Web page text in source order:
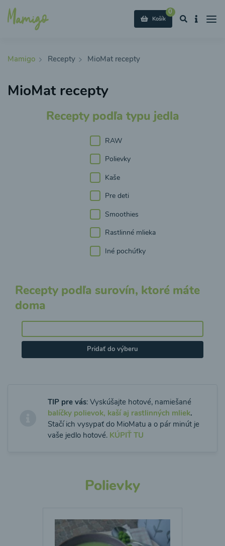
0
Košík
Mamigo Recepty MioMat recepty
MioMat recepty
Recepty podľa typu jedla
RAW
Polievky
Kaše
Pre deti
Smoothies
Rastlinné mlieka
Iné pochúťky
Recepty podľa surovín, ktoré máte
doma
Pridať do výberu
TIP pre vás: Vyskúšajte hotové, namiešané
balíčky polievok, kaší aj rastlinných mliek.
Stačí ich vysypať do MioMatu a o pár minút je
vaše jedlo hotové. KÚPIŤ TU
Polievky